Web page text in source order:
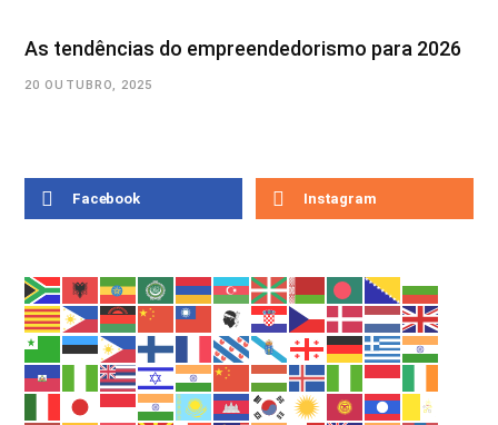
As tendências do empreendedorismo para 2026
20 OUTUBRO, 2025
Facebook Instagram